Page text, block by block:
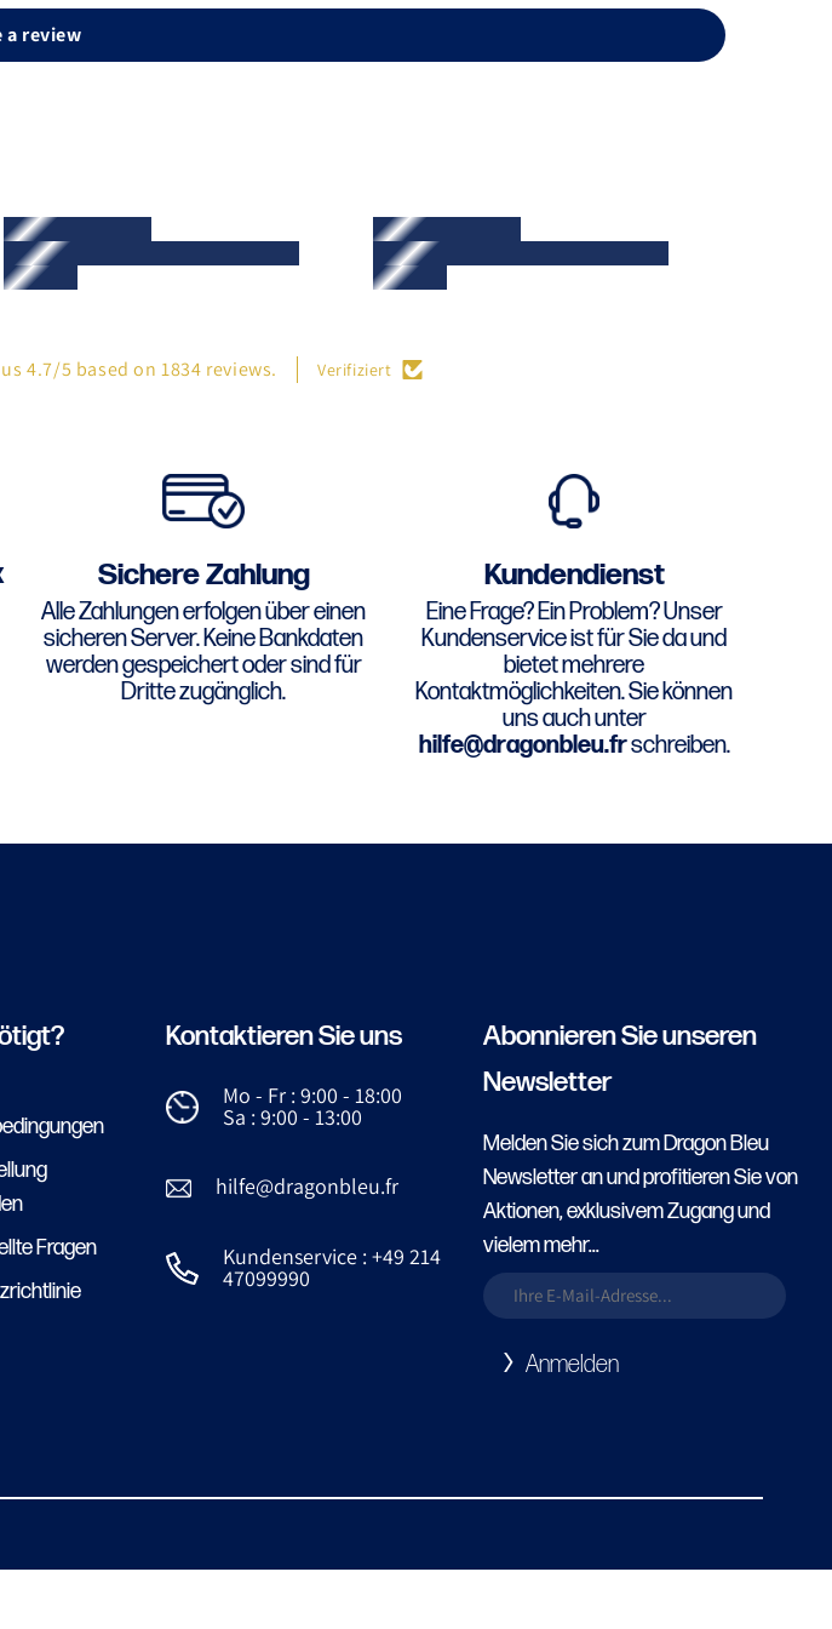
a review
4.7/5 based on 1834 reviews. Verifiziert
Sichere Zahlung
Alle Zahlungen erfolgen über einen
sicheren Server. Keine Bankdaten
werden gespeichert oder sind für
Dritte zugänglich.
Kundendienst
Eine Frage? Ein Problem? Unser
Kundenservice ist für Sie da und
bietet mehrere
Kontaktmöglichkeiten. Sie können
uns auch unter
hilfe@dragonbleu.frschreiben.
Fragen
Kontaktieren Sie uns
Mo - Fr : 9:00 - 18:00
Sa : 9:00 - 13:00
hilfe@dragonbleu.fr
Kundenservice : +49 214
47099990
Abonnieren Sie unseren
Newsletter
Melden Sie sich zum Dragon Bleu
Newsletter an und profitieren Sie von
Aktionen, exklusivem Zugang und
vielem mehr...
Anmelden